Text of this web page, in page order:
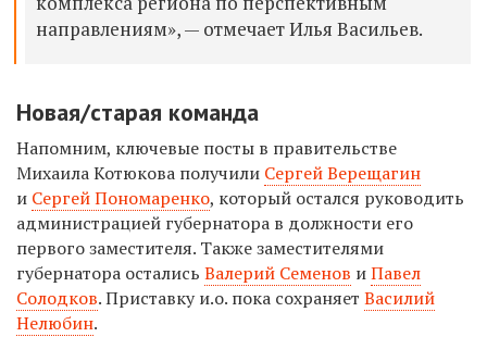
направлениям», — отмечает Илья Васильев.
Новая/старая команда
Напомним, ключевые посты в правительстве
Михаила Котюкова получили Сергей Верещагин
и Сергей Пономаренко, который остался руководить
администрацией губернатора в должности его
первого заместителя. Также заместителями
губернатора остались Валерий Семенов иПавел
Солодков. Приставку и.о. пока сохраняет Василий
Нелюбин.